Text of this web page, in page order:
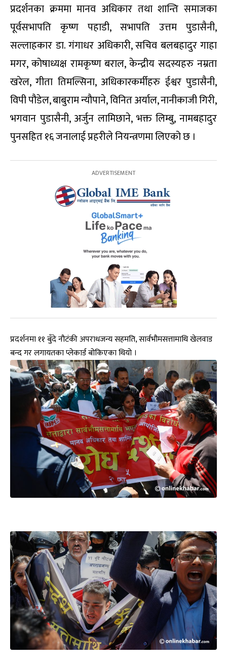
प्रदर्शनका क्रममा मानव अधिकार तथा शान्ति समाजका
पूर्वसभापति कृष्ण पहाडी, सभापति उत्तम पुडासैनी,
सल्लाहकार डा. गंगाधर अधिकारी, सचिव बलबहादुर गाहा
मगर, कोषाध्यक्ष रामकृष्ण बराल, केन्द्रीय सदस्यहरु नम्रता
खरेल, गीता तिमल्सिना, अधिकारकर्मीहरु ईश्वर पुडासैनी,
विपी पौडेल, बाबुराम न्यौपाने, विनित अर्याल, नानीकाजी गिरी,
भगवान पुडासैनी, अर्जुन लामिछाने, भक्त लिम्बु, नामबहादुर
पुनसहित १६ जनालाई प्रहरीले नियन्त्रणमा लिएको छ ।
प्रदर्शनमा ११ बुँदे नौटंकी अपराधजन्य सहमति, सार्वभौमसत्तामाथि खेलवाड
बन्द गर लगायतका प्लेकार्ड बोकिएका थियो ।